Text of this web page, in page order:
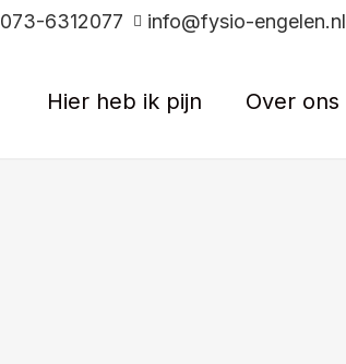
073-6312077 info@fysio-engelen.nl
Hier heb ik pijn Over ons